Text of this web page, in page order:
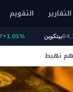
التقارير التقويم
بيتكوين64,781
تهبط